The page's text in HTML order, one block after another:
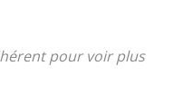
pour voir plus